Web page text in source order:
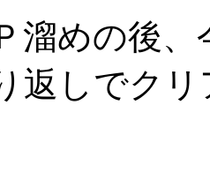
溜めの後
返しでク